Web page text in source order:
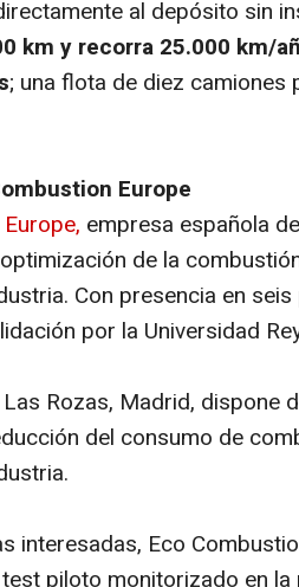
al depósito sin
km y recorra 25.000 km/
; una flota de diez
Europe
empresa española
de la
Con presencia en seis
por la Universidad
Rozas, Madrid, dispone
del consumo de
interesadas, Eco
piloto monitorizado en